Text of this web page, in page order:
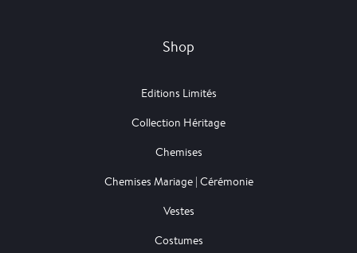
Shop
Editions Limités
Collection Héritage
Chemises
Chemises Mariage | Cérémonie
Vestes
Costumes